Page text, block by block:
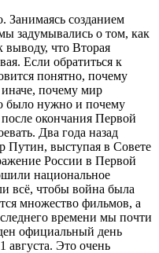
Занимаясь созданием
задумывались о том, как
выводу, что Вторая
Если обратиться к
понятно, почему
почему мир
было нужно и почему
окончания Первой
Два года назад
Путин, выступая в Совете
России в Первой
национальное
всё, чтобы война была
множество фильмов, а
времени мы почти
официальный день
Это очень